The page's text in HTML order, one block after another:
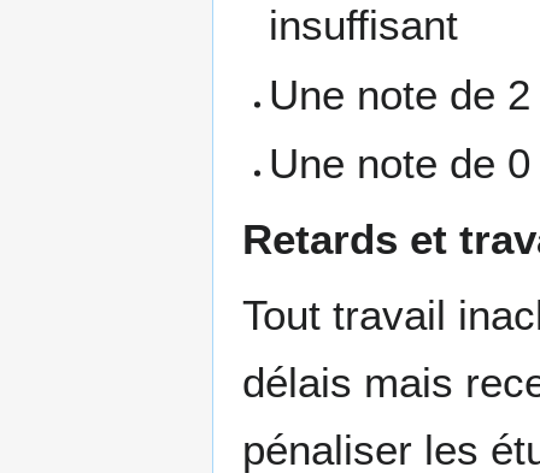
insuffisant
Une note de
Une note de
Retards et
Tout travail
délais mais
pénaliser les